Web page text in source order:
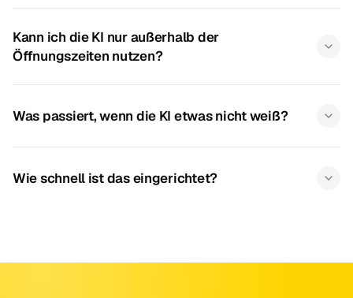
Kann ich die KI nur außerhalb der
Öffnungszeiten nutzen?
Was passiert, wenn die KI etwas nicht weiß?
Wie schnell ist das eingerichtet?